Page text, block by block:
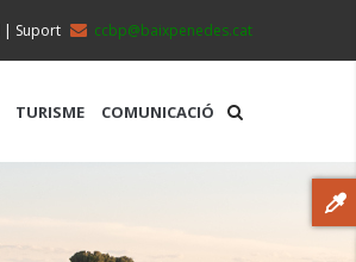
ccbp@baixpenedes.cat
| Suport
TURISME COMUNICACIÓ